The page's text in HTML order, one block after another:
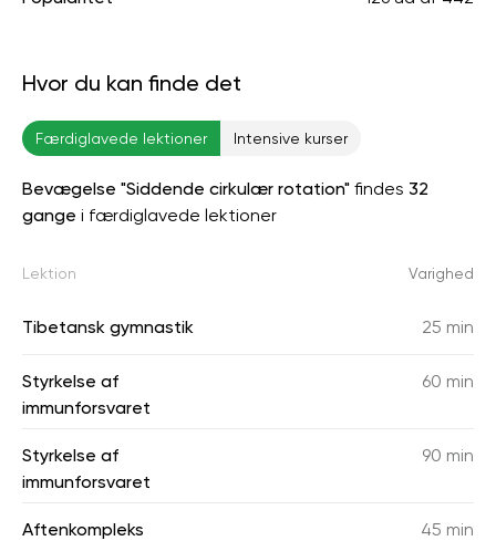
Hvor du kan finde det
Færdiglavede lektioner Intensive kurser
Bevægelse "Siddende cirkulær rotation" findes 32
gange i færdiglavede lektioner
Lektion Varighed
Tibetansk gymnastik 25 min
Styrkelse af
immunforsvaret
60 min
Styrkelse af
immunforsvaret
90 min
Aftenkompleks 45 min